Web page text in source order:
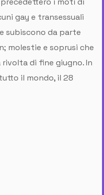
gay e transessuali
subiscono da parte
molestie e soprusi che
di fine giugno. In
il mondo, il 28